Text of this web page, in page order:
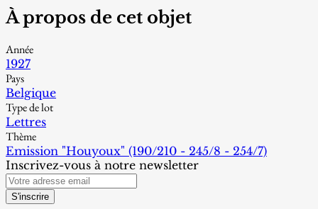
À propos de cet objet
Année
1927
Pays
Belgique
Type de lot
Lettres
Thème
Emission "Houyoux" (190/210 - 245/8 - 254/7)
Inscrivez-vous à notre newsletter
S'inscrire